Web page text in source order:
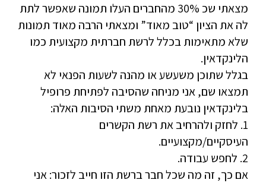
מצאתי שכ 30% מהחברים העלו תמונה שאפשר לתת
לה את הציון “טוב מאוד” ומצאתי הרבה מאוד תמונות
שלא מתאימות בכלל לרשת חברתית מקצועית כמו
הלינקדאין.
בגלל שתוכן משעשע או מהנה לשעות הפנאי לא
תמצאו שם, אני מניחה שהסיבה לפתיחת פרופיל
בלינקדאין נובעת מאחת משתי הסיבות האלה:
1. לחזק ולהרחיב את רשת הקשרים
העיסקיים/מקצועיים.
2. לחפש עבודה.
אם כך, זה מה שכל חבר ברשת הזו חייב לזכור: אני